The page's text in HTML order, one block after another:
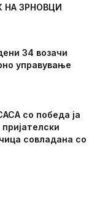
НА ЗРНОВЦИ
34 возачи
управување
со победа ја
совладана со